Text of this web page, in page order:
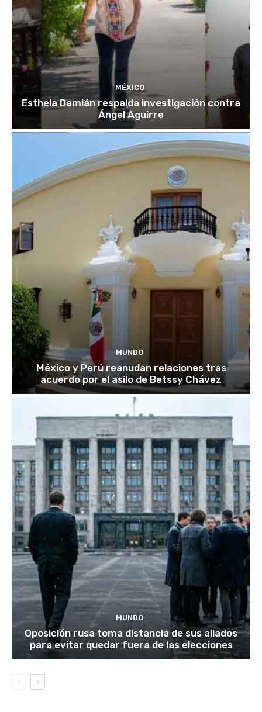
MÉXICO
Esthela Damián respalda investigación contra
Ángel Aguirre
MUNDO
México y Perú reanudan relaciones tras
acuerdo por el asilo de Betssy Chávez
MUNDO
Oposición rusa toma distancia de sus aliados
para evitar quedar fuera de las elecciones